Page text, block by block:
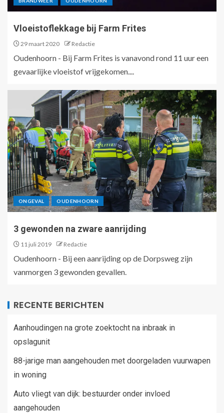
Vloeistoflekkage bij Farm Frites
29 maart 2020 Redactie
Oudenhoorn - Bij Farm Frites is vanavond rond 11 uur een
gevaarlijke vloeistof vrijgekomen....
ONGEVAL OUDENHOORN
3 gewonden na zware aanrijding
11 juli 2019 Redactie
Oudenhoorn - Bij een aanrijding op de Dorpsweg zijn
vanmorgen 3 gewonden gevallen.
RECENTE BERICHTEN
Aanhoudingen na grote zoektocht na inbraak in
opslagunit
88-jarige man aangehouden met doorgeladen vuurwapen
in woning
Auto vliegt van dijk: bestuurder onder invloed
aangehouden